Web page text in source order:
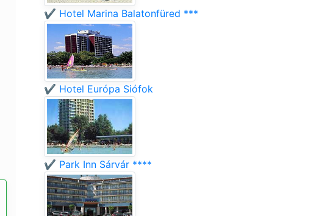
✔️ Hotel Marina Balatonfüred ***
✔️ Hotel Európa Siófok
✔️ Park Inn Sárvár ****